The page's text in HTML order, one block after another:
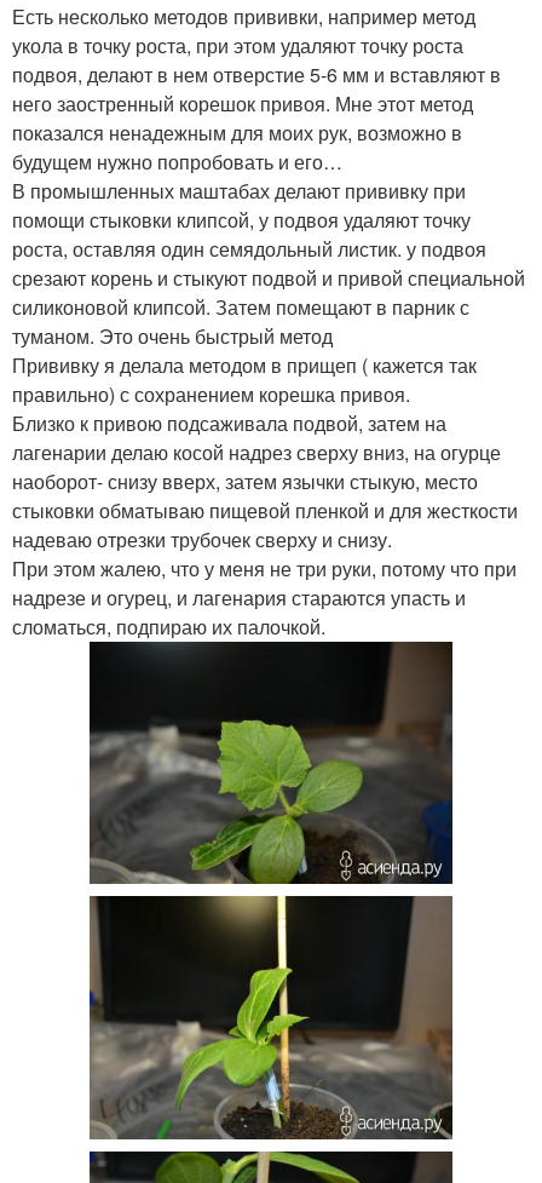
Есть несколько методов прививки, например метод
укола в точку роста, при этом удаляют точку роста
подвоя, делают в нем отверстие 5-6 мм и вставляют в
него заостренный корешок привоя. Мне этот метод
показался ненадежным для моих рук, возможно в
будущем нужно попробовать и его…
В промышленных маштабах делают прививку при
помощи стыковки клипсой, у подвоя удаляют точку
роста, оставляя один семядольный листик. у подвоя
срезают корень и стыкуют подвой и привой специальной
силиконовой клипсой. Затем помещают в парник с
туманом. Это очень быстрый метод
Прививку я делала методом в прищеп ( кажется так
правильно) с сохранением корешка привоя.
Близко к привою подсаживала подвой, затем на
лагенарии делаю косой надрез сверху вниз, на огурце
наоборот- снизу вверх, затем язычки стыкую, место
стыковки обматываю пищевой пленкой и для жесткости
надеваю отрезки трубочек сверху и снизу.
При этом жалею, что у меня не три руки, потому что при
надрезе и огурец, и лагенария стараются упасть и
сломаться, подпираю их палочкой.